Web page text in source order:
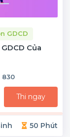
GDCD
Của
830
Thi ngay
50 Phút